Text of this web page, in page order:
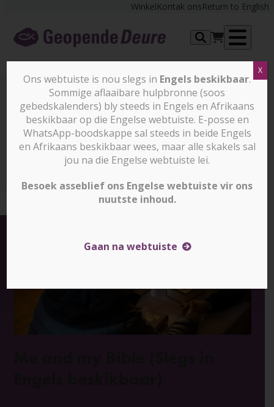
content
WinkelKontak onsReturn to English
Nuus en stories
Nuus en stories
Me and my Bible (Slegs in Engels
Ons webtuiste is nou slegs in Engels beskikbaar.
Sommige aflaaibare hulpbronne (soos
gebedskalenders) bly steeds in Engels en Afrikaans
beskikbaar op die Engelse webtuiste. E-posse en
WhatsApp-boodskappe sal steeds in beide Engels
en Afrikaans beskikbaar wees, maar alle skakels sal
jou na die Engelse webtuiste lei.
Besoek asseblief ons Engelse webtuiste vir ons
nuutste inhoud.
Gaan na webtuiste
X